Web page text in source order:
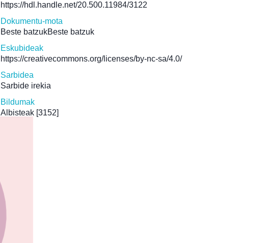
https://hdl.handle.net/20.500.11984/3122
Dokumentu-mota
Beste batzukBeste batzuk
Eskubideak
https://creativecommons.org/licenses/by-nc-sa/4.0/
Sarbidea
Sarbide irekia
Bildumak
Albisteak [3152]